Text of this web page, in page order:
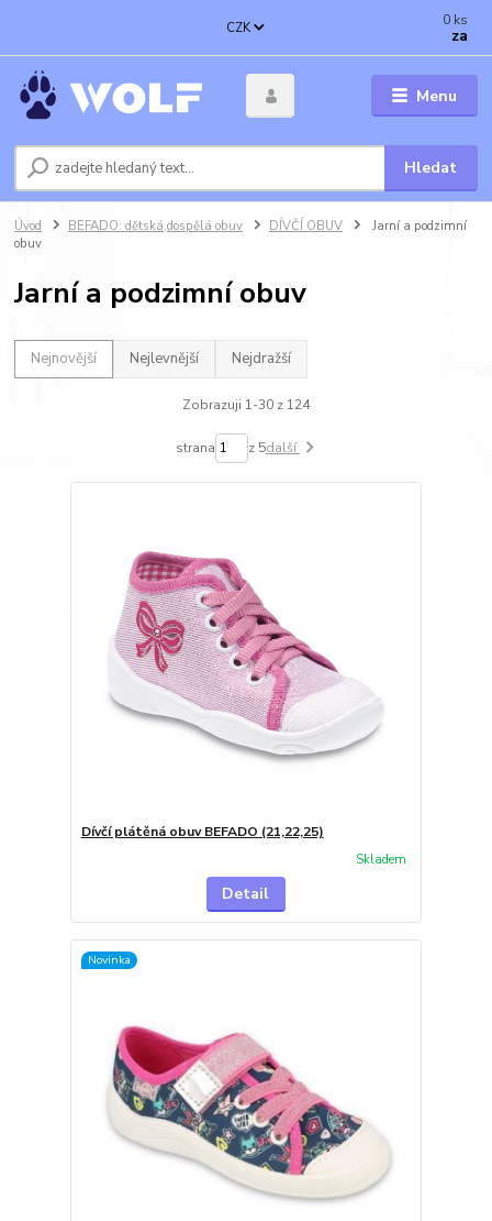
Menu
CZK
Hledat
0 ks
za
Úvod BEFADO: dětská,dospělá obuv DÍVČÍ OBUV
Jarní a podzimní
obuv
Jarní a podzimní obuv
Nejnovější Nejlevnější Nejdražší
Zobrazuji 1-30 z 124
strana z 5další
Dívčí plátěná obuv BEFADO (21,22,25)
Skladem
Detail
Novinka